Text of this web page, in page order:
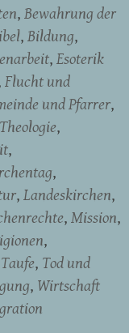
Bewahrung der
Bildung
Esoterik
Flucht und
und Pfarrer
Landeskirchen
Mission
Taufe Tod und
Wirtschaft